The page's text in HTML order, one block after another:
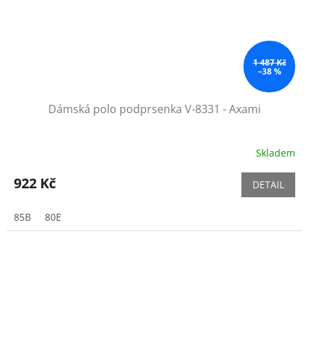
1 487 Kč
–38 %
Dámská polo podprsenka V-8331 - Axami
Skladem
922 Kč DETAIL
85B 80E